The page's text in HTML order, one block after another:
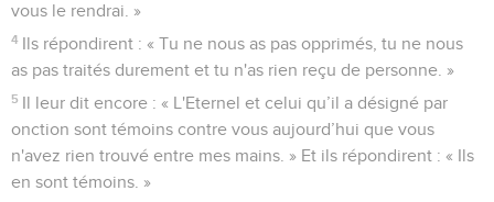
vous le rendrai. »
4 Ils répondirent : « Tu ne nous as pas opprimés, tu ne nous
as pas traités durement et tu n'as rien reçu de personne. »
5 Il leur dit encore : « L'Eternel et celui qu’il a désigné par
onction sont témoins contre vous aujourd’hui que vous
n'avez rien trouvé entre mes mains. » Et ils répondirent : « Ils
en sont témoins. »